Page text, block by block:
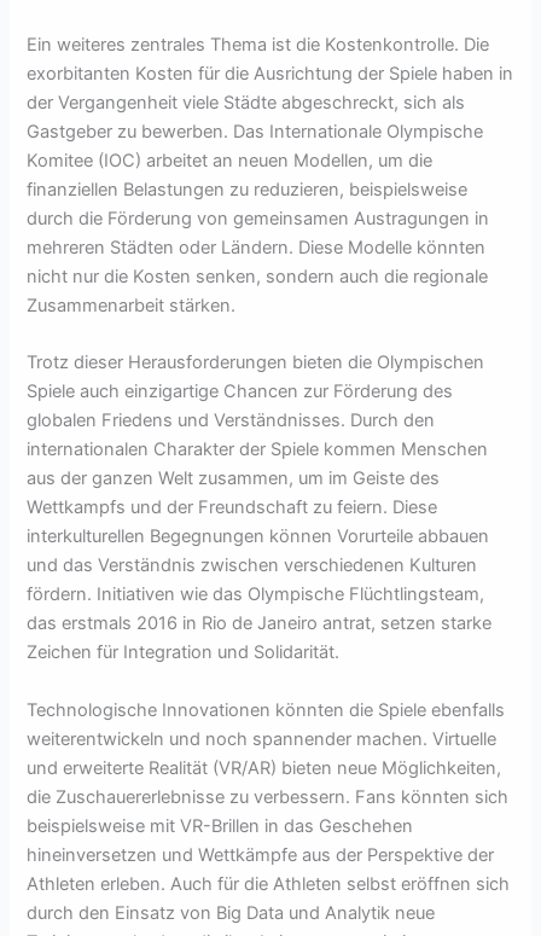
Ein weiteres zentrales Thema ist die Kostenkontrolle. Die
exorbitanten Kosten für die Ausrichtung der Spiele haben in
der Vergangenheit viele Städte abgeschreckt, sich als
Gastgeber zu bewerben. Das Internationale Olympische
Komitee (IOC) arbeitet an neuen Modellen, um die
finanziellen Belastungen zu reduzieren, beispielsweise
durch die Förderung von gemeinsamen Austragungen in
mehreren Städten oder Ländern. Diese Modelle könnten
nicht nur die Kosten senken, sondern auch die regionale
Zusammenarbeit stärken.
Trotz dieser Herausforderungen bieten die Olympischen
Spiele auch einzigartige Chancen zur Förderung des
globalen Friedens und Verständnisses. Durch den
internationalen Charakter der Spiele kommen Menschen
aus der ganzen Welt zusammen, um im Geiste des
Wettkampfs und der Freundschaft zu feiern. Diese
interkulturellen Begegnungen können Vorurteile abbauen
und das Verständnis zwischen verschiedenen Kulturen
fördern. Initiativen wie das Olympische Flüchtlingsteam,
das erstmals 2016 in Rio de Janeiro antrat, setzen starke
Zeichen für Integration und Solidarität.
Technologische Innovationen könnten die Spiele ebenfalls
weiterentwickeln und noch spannender machen. Virtuelle
und erweiterte Realität (VR/AR) bieten neue Möglichkeiten,
die Zuschauererlebnisse zu verbessern. Fans könnten sich
beispielsweise mit VR-Brillen in das Geschehen
hineinversetzen und Wettkämpfe aus der Perspektive der
Athleten erleben. Auch für die Athleten selbst eröffnen sich
durch den Einsatz von Big Data und Analytik neue